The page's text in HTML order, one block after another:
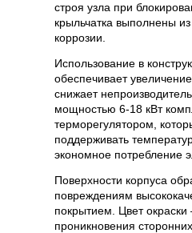
строя узла при
крыльчатка выполнены
коррозии.
Использование в
обеспечивает
снижает
мощностью 6-18 кВт
терморегулятором,
поддерживать
экономное потребление
Поверхности корпуса
повреждениям
покрытием. Цвет
проникновения